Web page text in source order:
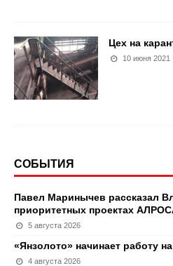
Цех на
10 июня 2021
СОБЫТИЯ
Павел Маринычев рассказал
приоритетных проектах
5 августа 2026
«Янзолото» начинает работу
4 августа 2026